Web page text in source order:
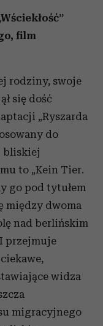
film
rodziny, swoje
się dość
„Ryszarda
do
bliskiej
to „Kein Tier.
go pod tytułem
między dwoma
nad berlińskim
przejmuje
widza
migracyjnego